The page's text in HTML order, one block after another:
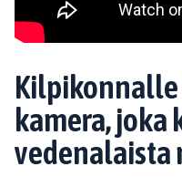
kamera, joka
vedenalaista